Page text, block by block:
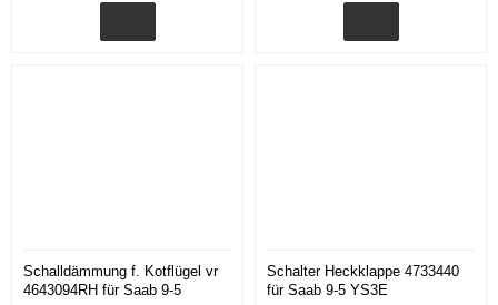
Schalldämmung f. Kotflügel vr
4643094RH für Saab 9-5
Schalter Heckklappe 4733440
für Saab 9-5 YS3E